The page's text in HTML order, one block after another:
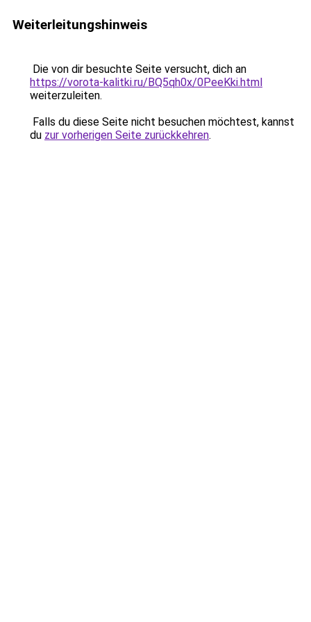
Weiterleitungshinweis
Die von dir besuchte Seite versucht, dich an
https://vorota-kalitki.ru/BQ5qh0x/0PeeKki.html
weiterzuleiten.
Falls du diese Seite nicht besuchen möchtest, kannst
du zur vorherigen Seite zurückkehren.